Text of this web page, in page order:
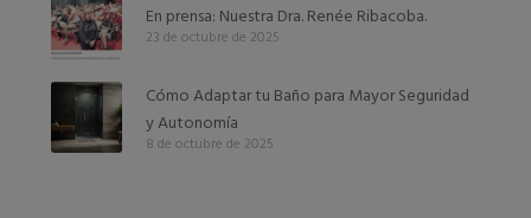
En prensa: Nuestra Dra. Renée Ribacoba.
23 de octubre de 2025
Cómo Adaptar tu Baño para Mayor Seguridad
y Autonomía
8 de octubre de 2025